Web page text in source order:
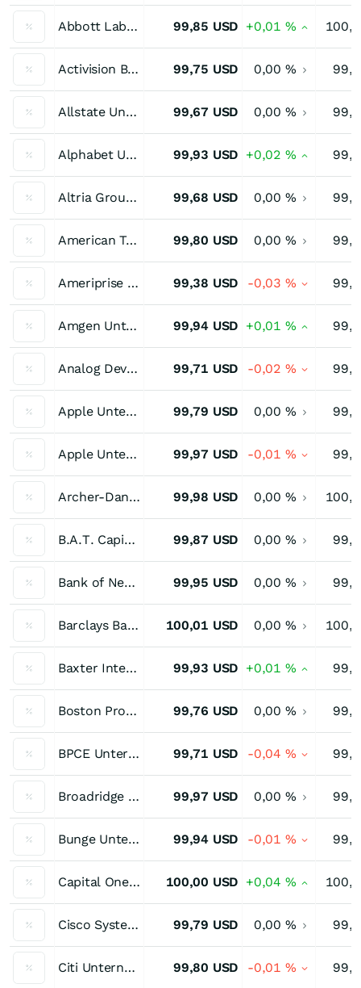
Abbott Laboratories Unternehmensanleihe 3,75 % bis 11/26 99,85 USD +0,01 %
Activision Blizzard Unternehmensanleihe 3,40 % bis 09/26 99,75 USD 0,00 %
Allstate Unternehmensanleihe 3,28 % bis 12/26 99,67 USD 0,00 %
Alphabet Unternehmensanleihe 1,998 % bis 08/26 99,93 USD +0,02 %
Altria Group 2,625 % bis 09/26 99,68 USD 0,00 %
American Tower 3,375 % bis 10/26 99,80 USD 0,00 %
Ameriprise Fincl 2,875 % bis 09/26 99,38 USD -0,03 %
Amgen Unternehmensanleihe 2,60 % bis 08/26 99,94 USD +0,01 %
Analog Devices Unternehmensanleihe 3,50 % bis 12/26 99,71 USD -0,02 %
Apple Unternehmensanleihe 2,05 % bis 09/26 99,79 USD 0,00 %
Apple Unternehmensanleihe 2,45 % bis 08/26 99,97 USD -0,01 %
Archer-Daniels-Midland Unternehmensanleihe 2,50 % bis 08/26 99,98 USD 0,00 %
B.A.T. Capital Unternehmensanleihe 3,215 % bis 09/26 99,87 USD 0,00 %
Bank of New York Mellon Unternehmensanleihe 2,45 % bis 08/26 99,95 USD 0,00 %
Barclays Bank Hybridanleihe 5,20 % bis 05/26 100,01 USD 0,00 %
Baxter International Unternehmensanleihe 2,60 % bis 08/26 99,93 USD +0,01 %
Boston Properties Unternehmensanleihe 2,75 % bis 10/26 99,76 USD 0,00 %
BPCE Unternehmensanleihe 3,375 % bis 12/26 99,71 USD -0,04 %
Broadridge Financial Solutions Unternehmensanleihe 3,40 % bis 06/26 99,97 USD 0,00 %
Bunge Unternehmensanleihe 3,25 % bis 08/26 99,94 USD -0,01 %
Capital One Hybridanleihe 3,75 % bis 07/26 100,00 USD +0,04 %
Cisco Systems Unternehmensanleihe 2,50 % bis 09/26 99,79 USD 0,00 %
Citi Unternehmensanleihe 3,20 % bis 10/26 99,80 USD -0,01 %